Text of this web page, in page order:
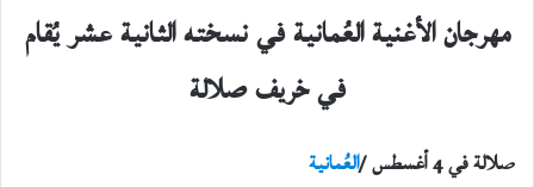
مهرجان الأغنية العُمانية في نسخته الثانية عشر يُقام
في خريف صلالة
صلالة في 4 أغسطس / العُمانية